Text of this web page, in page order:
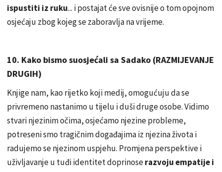
ispustiti iz ruku... i postajat će sve ovisnije o tom opojnom
osjećaju zbog kojeg se zaboravlja na vrijeme.
10. Kako bismo suosjećali sa Sadako (RAZMIJEVANJE
DRUGIH)
Knjige nam, kao rijetko koji medij, omogućuju da se
privremeno nastanimo u tijelu i duši druge osobe. Vidimo
stvari njezinim očima, osjećamo njezine probleme,
potreseni smo tragičnim događajima iz njezina života i
radujemo se njezinom uspjehu. Promjena perspektive i
uživljavanje u tuđi identitet doprinoserazvoju empatije i